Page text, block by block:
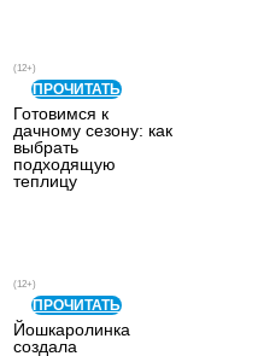
(12+)
ПРОЧИТАТЬ
Готовимся к
дачному сезону: как
выбрать
подходящую
теплицу
(12+)
ПРОЧИТАТЬ
Йошкаролинка
создала